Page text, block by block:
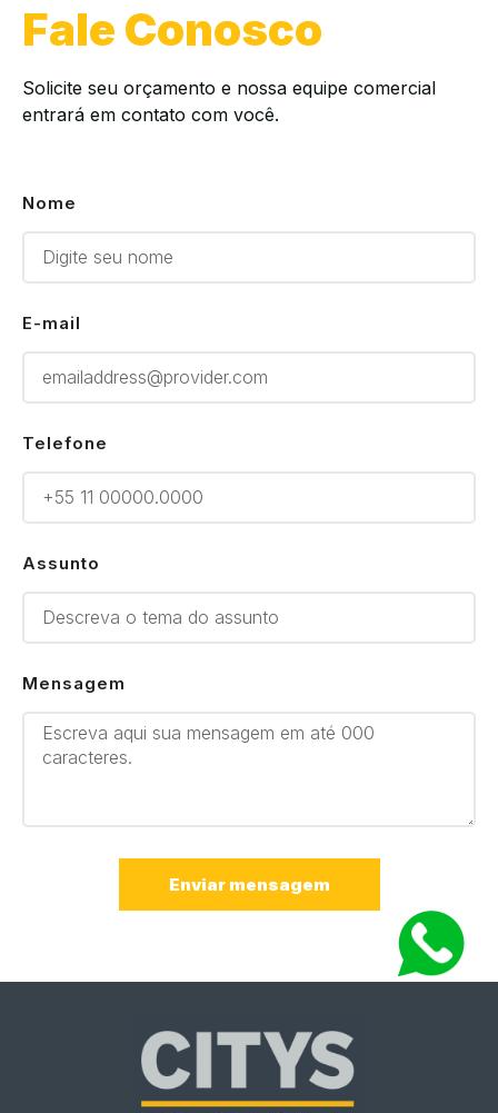
Fale Conosco
Solicite seu orçamento e nossa equipe comercial
entrará em contato com você.
Nome
E-mail
Telefone
Assunto
Mensagem
Enviar mensagem